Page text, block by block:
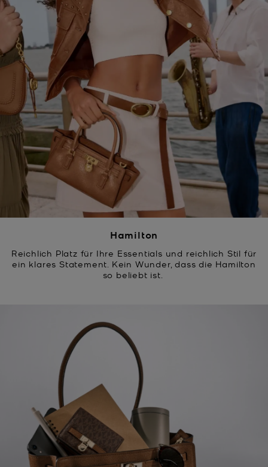
Hamilton
Reichlich Platz für Ihre Essentials und reichlich Stil für
ein klares Statement. Kein Wunder, dass die Hamilton
so beliebt ist.